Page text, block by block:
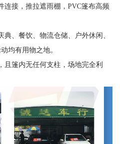
连接，推拉遮雨棚，PVC篷布高频
、餐饮、物流仓储、户外休闲、
均有用物之地。
且篷内无任何支柱，场地完全利